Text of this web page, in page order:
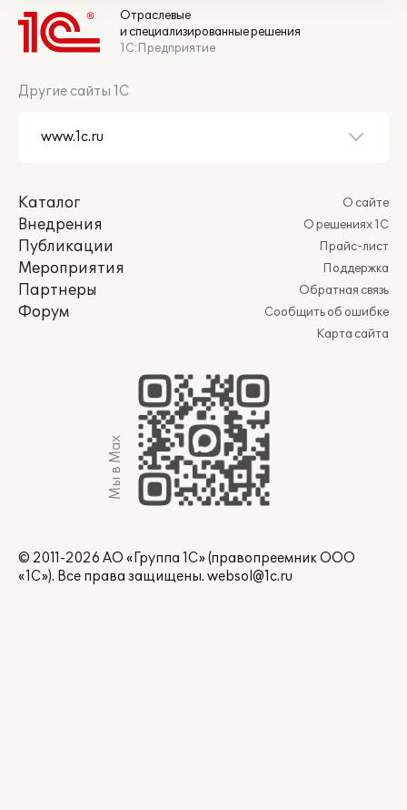
Отраслевые
и специализированные решения
1С:Предприятие
Другие сайты 1С
Каталог
Внедрения
Публикации
Мероприятия
Партнеры
Форум
О сайте
О решениях 1С
Прайс-лист
Поддержка
Обратная связь
Сообщить об ошибке
Карта сайта
Мы в Max
© 2011-2026 АО «Группа 1С» (правопреемник ООО
«1С»). Все права защищены. websol@1c.ru